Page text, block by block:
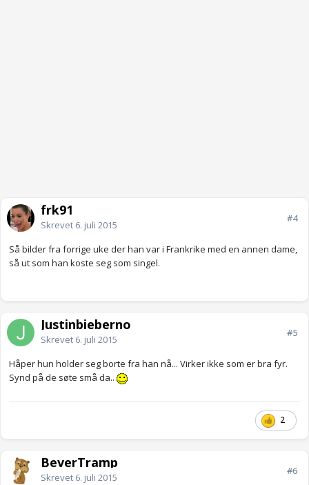
frk91
Skrevet 6. juli 2015
#4
Så bilder fra forrige uke der han var i Frankrike med en annen dame,
så ut som han koste seg som singel.
Justinbieberno
Skrevet 6. juli 2015
#5
Håper hun holder seg borte fra han nå... Virker ikke som er bra fyr.
Synd på de søte små da..
2
BeverTramp
Skrevet 6. juli 2015
#6